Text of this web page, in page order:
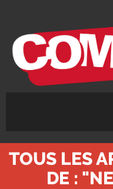
TOUS LES
DE :